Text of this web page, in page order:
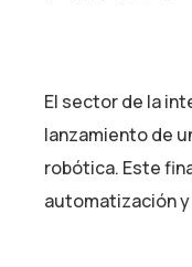
El sector de la
lanzamiento de
robótica. Este
automatización